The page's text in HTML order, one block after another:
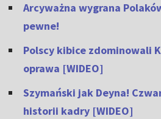
Arcyważna wygrana
pewne!
Polscy kibice zdominowali
oprawa [WIDEO]
Szymański jak Deyna!
historii kadry [WIDEO]